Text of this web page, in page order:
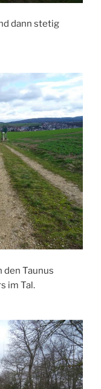
dann stetig
den Taunus
im Tal.